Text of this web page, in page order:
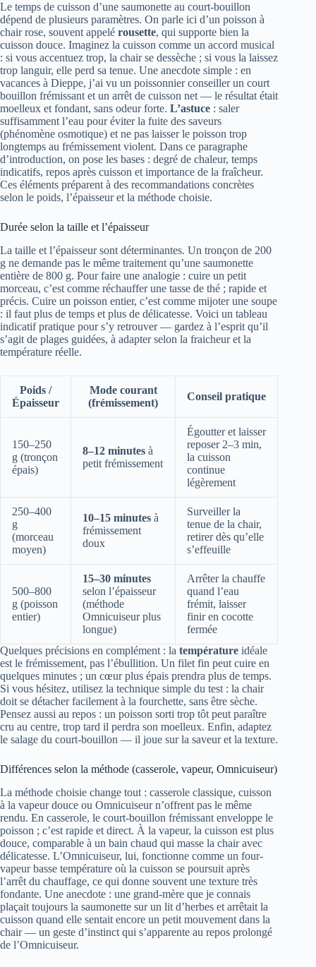
Le temps de cuisson d’une saumonette au court-bouillon
dépend de plusieurs paramètres. On parle ici d’un poisson à
chair rose, souvent appelé rousette, qui supporte bien la
cuisson douce. Imaginez la cuisson comme un accord musical
: si vous accentuez trop, la chair se dessèche ; si vous la laissez
trop languir, elle perd sa tenue. Une anecdote simple : en
vacances à Dieppe, j’ai vu un poissonnier conseiller un court
bouillon frémissant et un arrêt de cuisson net — le résultat était
moelleux et fondant, sans odeur forte. L’astuce : saler
suffisamment l’eau pour éviter la fuite des saveurs
(phénomène osmotique) et ne pas laisser le poisson trop
longtemps au frémissement violent. Dans ce paragraphe
d’introduction, on pose les bases : degré de chaleur, temps
indicatifs, repos après cuisson et importance de la fraîcheur.
Ces éléments préparent à des recommandations concrètes
selon le poids, l’épaisseur et la méthode choisie.
Durée selon la taille et l’épaisseur
La taille et l’épaisseur sont déterminantes. Un tronçon de 200
g ne demande pas le même traitement qu’une saumonette
entière de 800 g. Pour faire une analogie : cuire un petit
morceau, c’est comme réchauffer une tasse de thé ; rapide et
précis. Cuire un poisson entier, c’est comme mijoter une soupe
: il faut plus de temps et plus de délicatesse. Voici un tableau
indicatif pratique pour s’y retrouver — gardez à l’esprit qu’il
s’agit de plages guidées, à adapter selon la fraicheur et la
température réelle.
Poids /
Épaisseur
Mode courant
(frémissement)
Conseil pratique
150–250
g (tronçon
épais)
8–12 minutes à
petit frémissement
Égoutter et laisser
reposer 2–3 min,
la cuisson
continue
légèrement
250–400
g
(morceau
moyen)
10–15 minutes à
frémissement
doux
Surveiller la
tenue de la chair,
retirer dès qu’elle
s’effeuille
500–800
g (poisson
entier)
15–30 minutes
selon l’épaisseur
(méthode
Omnicuiseur plus
longue)
Arrêter la chauffe
quand l’eau
frémit, laisser
finir en cocotte
fermée
Quelques précisions en complément : la température idéale
est le frémissement, pas l’ébullition. Un filet fin peut cuire en
quelques minutes ; un cœur plus épais prendra plus de temps.
Si vous hésitez, utilisez la technique simple du test : la chair
doit se détacher facilement à la fourchette, sans être sèche.
Pensez aussi au repos : un poisson sorti trop tôt peut paraître
cru au centre, trop tard il perdra son moelleux. Enfin, adaptez
le salage du court-bouillon — il joue sur la saveur et la texture.
Différences selon la méthode (casserole, vapeur, Omnicuiseur)
La méthode choisie change tout : casserole classique, cuisson
à la vapeur douce ou Omnicuiseur n’offrent pas le même
rendu. En casserole, le court-bouillon frémissant enveloppe le
poisson ; c’est rapide et direct. À la vapeur, la cuisson est plus
douce, comparable à un bain chaud qui masse la chair avec
délicatesse. L’Omnicuiseur, lui, fonctionne comme un four-
vapeur basse température où la cuisson se poursuit après
l’arrêt du chauffage, ce qui donne souvent une texture très
fondante. Une anecdote : une grand-mère que je connais
plaçait toujours la saumonette sur un lit d’herbes et arrêtait la
cuisson quand elle sentait encore un petit mouvement dans la
chair — un geste d’instinct qui s’apparente au repos prolongé
de l’Omnicuiseur.